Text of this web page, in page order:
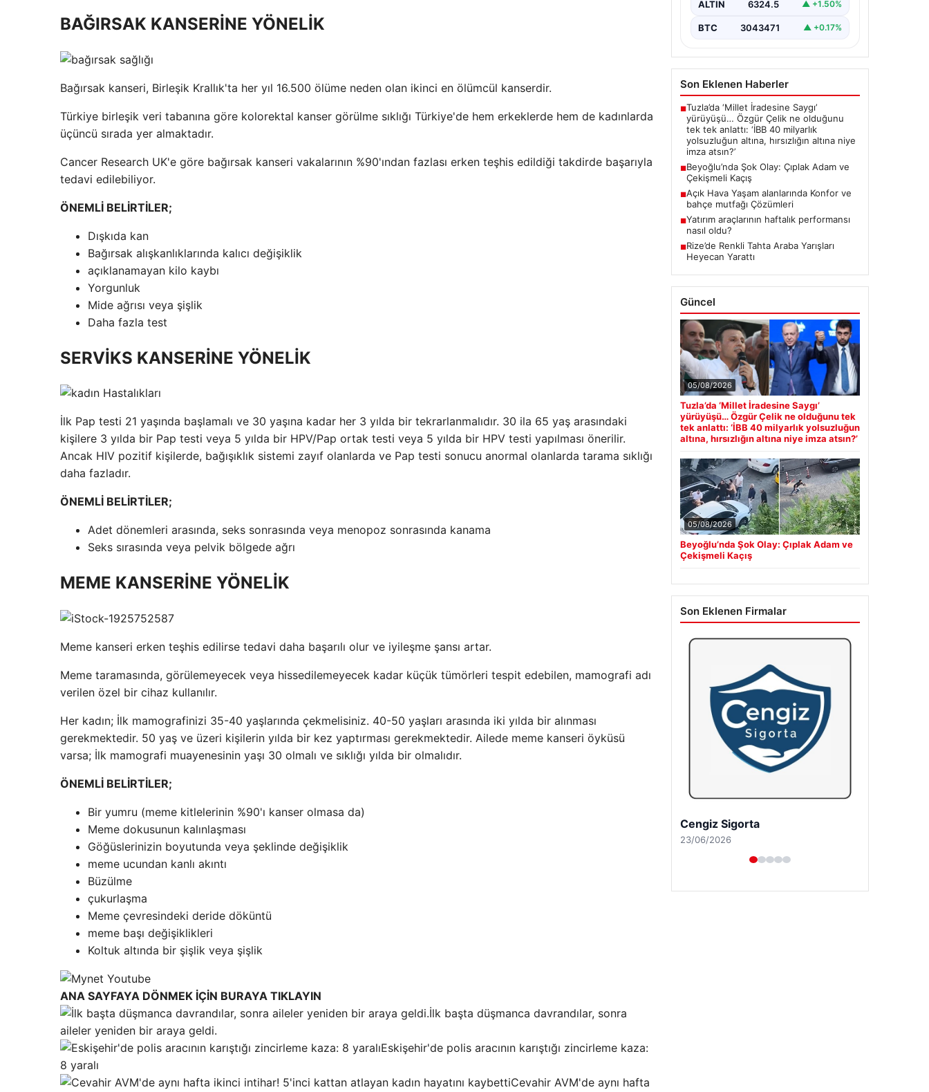
BAĞIRSAK KANSERİNE YÖNELİK
Bağırsak kanseri, Birleşik Krallık'ta her yıl 16.500 ölüme neden olan ikinci en ölümcül kanserdir.
Türkiye birleşik veri tabanına göre kolorektal kanser görülme sıklığı Türkiye'de hem erkeklerde hem de kadınlarda
üçüncü sırada yer almaktadır.
Cancer Research UK'e göre bağırsak kanseri vakalarının %90'ından fazlası erken teşhis edildiği takdirde başarıyla
tedavi edilebiliyor.
ÖNEMLİ BELİRTİLER;
Dışkıda kan
Bağırsak alışkanlıklarında kalıcı değişiklik
açıklanamayan kilo kaybı
Yorgunluk
Mide ağrısı veya şişlik
Daha fazla test
SERVİKS KANSERİNE YÖNELİK
İlk Pap testi 21 yaşında başlamalı ve 30 yaşına kadar her 3 yılda bir tekrarlanmalıdır. 30 ila 65 yaş arasındaki
kişilere 3 yılda bir Pap testi veya 5 yılda bir HPV/Pap ortak testi veya 5 yılda bir HPV testi yapılması önerilir.
Ancak HIV pozitif kişilerde, bağışıklık sistemi zayıf olanlarda ve Pap testi sonucu anormal olanlarda tarama sıklığı
daha fazladır.
ÖNEMLİ BELİRTİLER;
Adet dönemleri arasında, seks sonrasında veya menopoz sonrasında kanama
Seks sırasında veya pelvik bölgede ağrı
MEME KANSERİNE YÖNELİK
Meme kanseri erken teşhis edilirse tedavi daha başarılı olur ve iyileşme şansı artar.
Meme taramasında, görülemeyecek veya hissedilemeyecek kadar küçük tümörleri tespit edebilen, mamografi adı
verilen özel bir cihaz kullanılır.
Her kadın; İlk mamografinizi 35-40 yaşlarında çekmelisiniz. 40-50 yaşları arasında iki yılda bir alınması
gerekmektedir. 50 yaş ve üzeri kişilerin yılda bir kez yaptırması gerekmektedir. Ailede meme kanseri öyküsü
varsa; İlk mamografi muayenesinin yaşı 30 olmalı ve sıklığı yılda bir olmalıdır.
ÖNEMLİ BELİRTİLER;
Bir yumru (meme kitlelerinin %90'ı kanser olmasa da)
Meme dokusunun kalınlaşması
Göğüslerinizin boyutunda veya şeklinde değişiklik
meme ucundan kanlı akıntı
Büzülme
çukurlaşma
Meme çevresindeki deride döküntü
meme başı değişiklikleri
Koltuk altında bir şişlik veya şişlik
ANA SAYFAYA DÖNMEK İÇİN BURAYA TIKLAYIN
İlk başta düşmanca davrandılar, sonra
aileler yeniden bir araya geldi.
Eskişehir'de polis aracının karıştığı zincirleme kaza:
8 yaralı
Cevahir AVM'de aynı hafta
ALTIN 6324.5 ▲ +1.50%
BTC 3043471 ▲ +0.17%
Son Eklenen Haberler
■Tuzla’da ‘Millet İradesine Saygı’
yürüyüşü… Özgür Çelik ne olduğunu
tek tek anlattı: ‘İBB 40 milyarlık
yolsuzluğun altına, hırsızlığın altına niye
imza atsın?’
■Beyoğlu’nda Şok Olay: Çıplak Adam ve
Çekişmeli Kaçış
■Açık Hava Yaşam alanlarında Konfor ve
bahçe mutfağı Çözümleri
■Yatırım araçlarının haftalık performansı
nasıl oldu?
■Rize’de Renkli Tahta Araba Yarışları
Heyecan Yarattı
Güncel
05/08/2026
Tuzla’da ‘Millet İradesine Saygı’
yürüyüşü… Özgür Çelik ne olduğunu tek
tek anlattı: ‘İBB 40 milyarlık yolsuzluğun
altına, hırsızlığın altına niye imza atsın?’
05/08/2026
Beyoğlu’nda Şok Olay: Çıplak Adam ve
Çekişmeli Kaçış
Son Eklenen Firmalar
Hastaş Beton
26/05/2026